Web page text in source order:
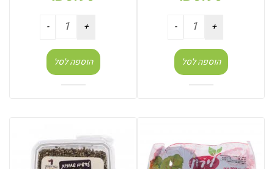
הוספה לסל הוספה לסל